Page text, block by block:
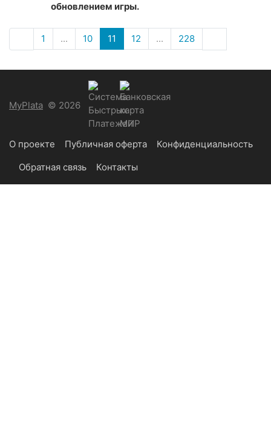
обновлением игры.
1 ... 10 11 12 ... 228
MyPlata © 2026
О проекте Публичная оферта
Конфиденциальность
Обратная связь
Контакты